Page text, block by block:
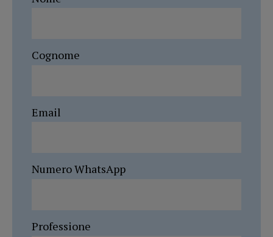
Cognome
Email
Numero WhatsApp
Professione